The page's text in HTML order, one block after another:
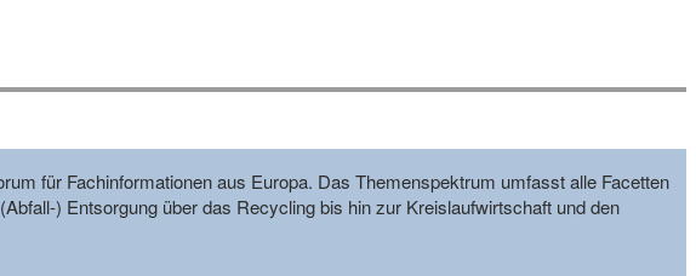
für Fachinformationen aus Europa. Das Themenspektrum umfasst alle Facetten
) Entsorgung über das Recycling bis hin zur Kreislaufwirtschaft und den